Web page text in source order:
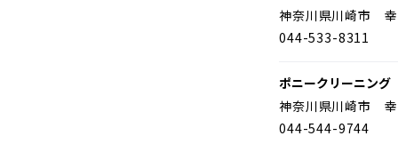
神奈川県川崎市 幸
044-533-8311
ポニークリーニン
神奈川県川崎市 幸
044-544-9744